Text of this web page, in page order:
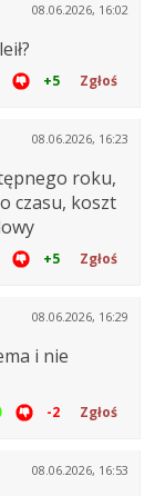
08.06.2026, 16:02
+5 Zgłoś
08.06.2026, 16:23
roku,
czasu, koszt
+5 Zgłoś
08.06.2026, 16:29
i nie
-2 Zgłoś
08.06.2026, 16:53